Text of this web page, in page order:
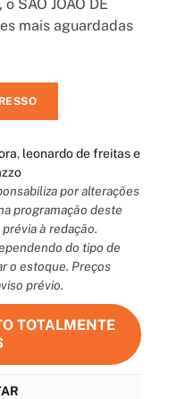
SÃO JOÃO DE
mais aguardadas
, leonardo de freitas e
por alterações
programação deste
à redação.
do tipo de
o estoque. Preços
prévio.
TOTALMENTE